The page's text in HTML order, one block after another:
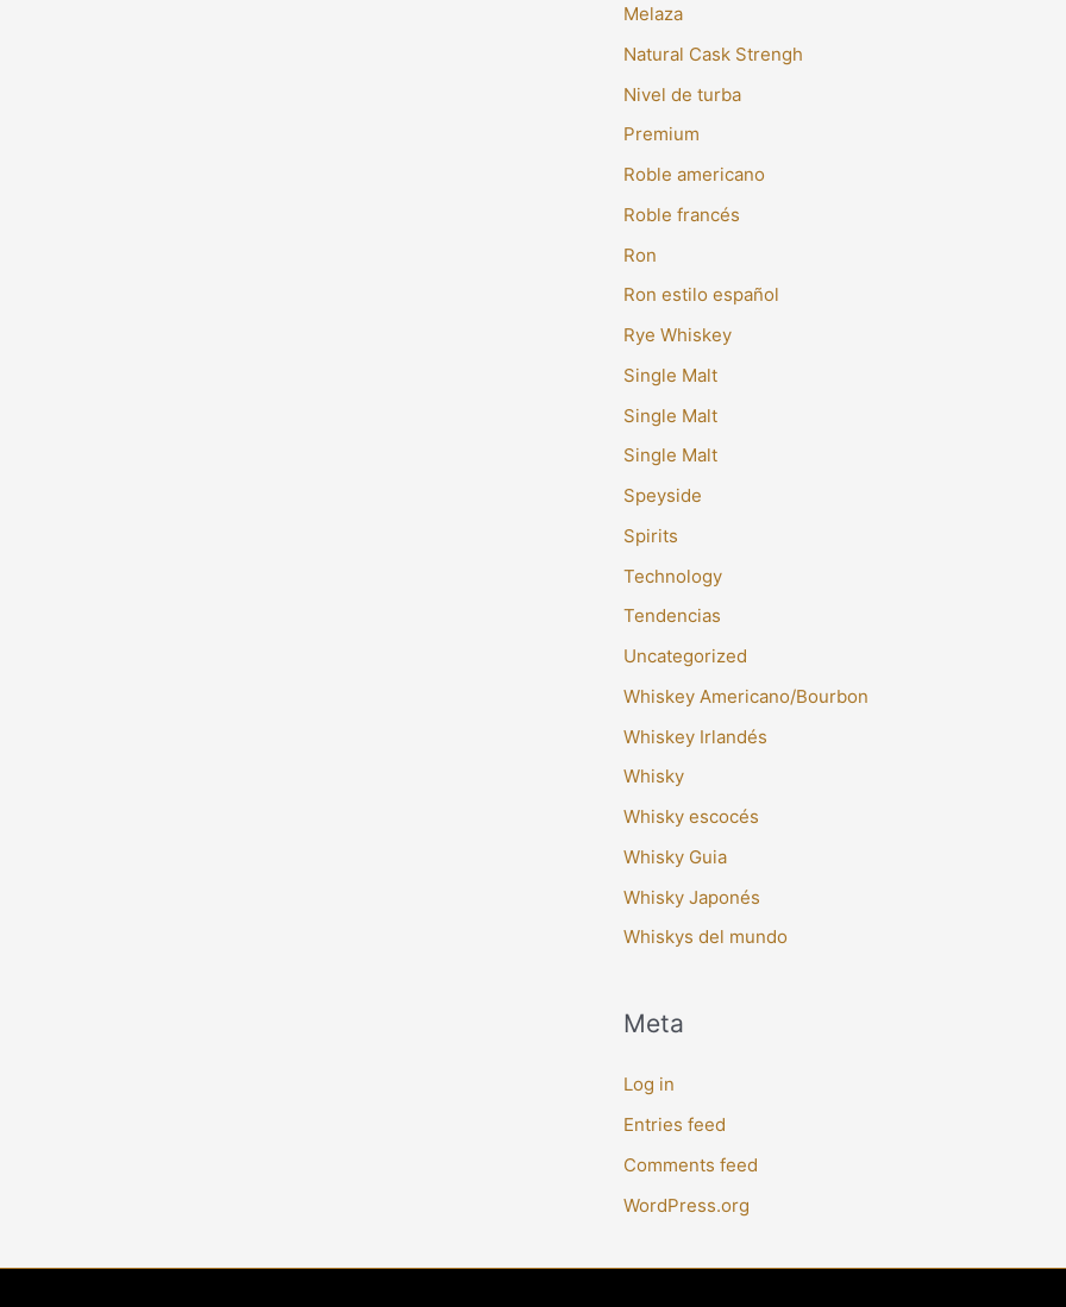
Melaza
Natural Cask Strengh
Nivel de turba
Premium
Roble americano
Roble francés
Ron
Ron estilo español
Rye Whiskey
Single Malt
Single Malt
Single Malt
Speyside
Spirits
Technology
Tendencias
Uncategorized
Whiskey Americano/Bourbon
Whiskey Irlandés
Whisky
Whisky escocés
Whisky Guia
Whisky Japonés
Whiskys del mundo
Meta
Log in
Entries feed
Comments feed
WordPress.org